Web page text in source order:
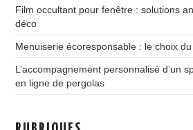
Film occultant pour fenêtre : solutions
déco
Menuiserie écoresponsable : le choix
L’accompagnement personnalisé d’un
en ligne de pergolas